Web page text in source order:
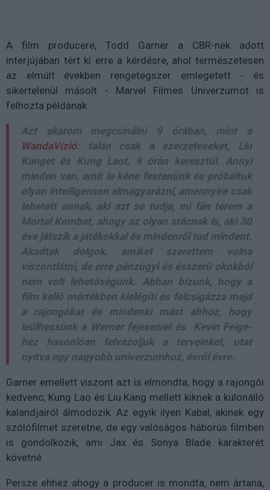
A film producere, Todd Garner a CBR-nek adott
interjújában tért ki erre a kérdésre, ahol természetesen
az elmúlt években rengetegszer emlegetett - és
sikertelenül másolt - Marvel Filmes Univerzumot is
felhozta példának.
Azt akarom megcsinálni 9 órában, mint a
WandaVízió: talán csak a szerzeteseket, Liu
Kanget és Kung Laot, 9 órán keresztül. Annyi
minden van, amit le kéne festenünk és próbáltuk
olyan intelligensen elmagyarázni, amennyire csak
lehetett annak, aki azt se tudja, mi fán terem a
Mortal Kombat, ahogy az olyan srácnak is, aki 30
éve játszik a játékokkal és mindenről tud mindent.
Akadtak dolgok, amiket szerettem volna
viszontlátni, de erre pénzügyi és ésszerű okokból
nem volt lehetőségünk. Abban bízunk, hogy a
film kellő mértékben kielégíti és felcsigázza majd
a rajongókat és mindenki mást ahhoz, hogy
leülhessünk a Warner fejeseivel és Kevin Feige-
hez hasonlóan felvázoljuk a terveinket, utat
nyitva egy nagyobb univerzumhoz, évről évre.
Garner emellett viszont azt is elmondta, hogy a rajongói
kedvenc, Kung Lao és Liu Kang mellett kiknek a különálló
kalandjairól álmodozik. Az egyik ilyen Kabal, akinek egy
szólófilmet szeretne, de egy valóságos háborús filmben
is gondolkozik, ami Jax és Sonya Blade karakterét
követné.
Persze ehhez ahogy a producer is mondta, nem ártana,